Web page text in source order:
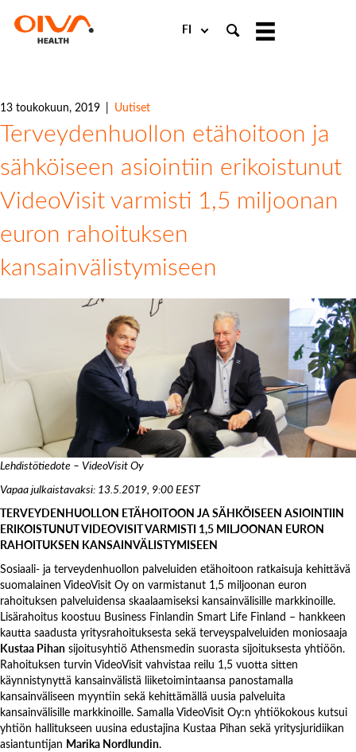
Choose
13 toukokuun, 2019 | Uutiset
Terveydenhuollon etähoitoon ja
sähköiseen asiointiin erikoistunut
VideoVisit varmisti 1,5 miljoonan
euron rahoituksen
kansainvälistymiseen
Lehdistötiedote – VideoVisit Oy
Vapaa julkaistavaksi: 13.5.2019, 9:00 EEST
TERVEYDENHUOLLON ETÄHOITOON JA SÄHKÖISEEN ASIOINTIIN
ERIKOISTUNUT VIDEOVISIT VARMISTI 1,5 MILJOONAN EURON
RAHOITUKSEN KANSAINVÄLISTYMISEEN
Sosiaali- ja terveydenhuollon palveluiden etähoitoon ratkaisuja kehittävä
suomalainen VideoVisit Oy on varmistanut 1,5 miljoonan euron
rahoituksen palveluidensa skaalaamiseksi kansainvälisille markkinoille.
Lisärahoitus koostuu Business Finlandin Smart Life Finland – hankkeen
kautta saadusta yritysrahoituksesta sekä terveyspalveluiden moniosaaja
Kustaa Pihan sijoitusyhtiö Athensmedin suorasta sijoituksesta yhtiöön.
Rahoituksen turvin VideoVisit vahvistaa reilu 1,5 vuotta sitten
käynnistynyttä kansainvälistä liiketoimintaansa panostamalla
kansainväliseen myyntiin sekä kehittämällä uusia palveluita
kansainvälisille markkinoille. Samalla VideoVisit Oy:n yhtiökokous kutsui
yhtiön hallitukseen uusina edustajina Kustaa Pihan sekä yritysjuridiikan
asiantuntijan Marika Nordlundin.